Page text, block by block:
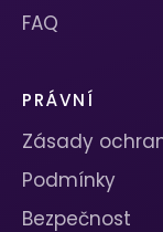
FAQ
PRÁVNÍ
Zásady
Podmínky
Bezpečnost